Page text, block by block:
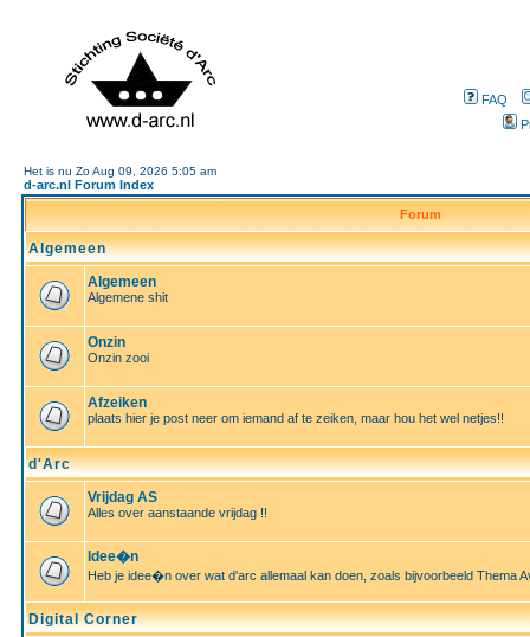
FAQ
Het is nu Zo Aug 09, 2026 5:05 am
d-arc.nl Forum Index
Forum
Algemeen
Algemeen
Algemene shit
Onzin
Onzin zooi
Afzeiken
plaats hier je post neer om iemand af te zeiken, maar hou het wel netjes!!
d'Arc
Vrijdag AS
Alles over aanstaande vrijdag !!
Idee�n
Heb je idee�n over wat d'arc allemaal kan doen, zoals bijvoorbeeld Thema
Digital Corner